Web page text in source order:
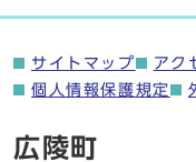
サイトマップ アク
個人情報保護規定
広陵町